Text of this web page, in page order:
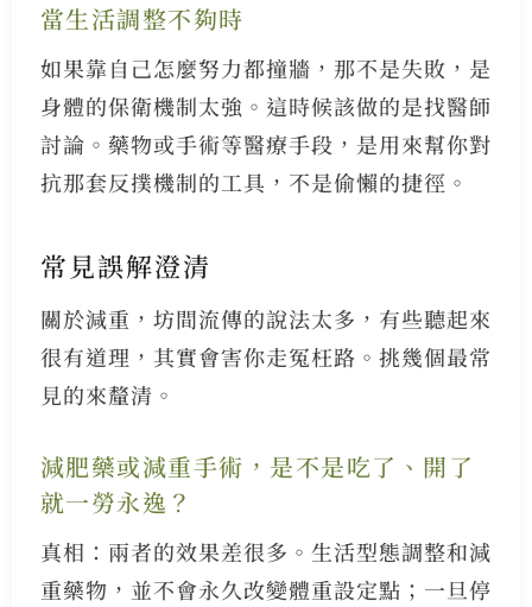
當生活調整不夠時
如果靠自己怎麼努力都撞牆，那不是失敗，是
身體的保衛機制太強。這時候該做的是找醫師
討論。藥物或手術等醫療手段，是用來幫你對
抗那套反撲機制的工具，不是偷懶的捷徑。
常見誤解澄清
關於減重，坊間流傳的說法太多，有些聽起來
很有道理，其實會害你走冤枉路。挑幾個最常
見的來釐清。
減肥藥或減重手術，是不是吃了、開了
就一勞永逸？
真相：兩者的效果差很多。生活型態調整和減
重藥物，並不會永久改變體重設定點；一旦停